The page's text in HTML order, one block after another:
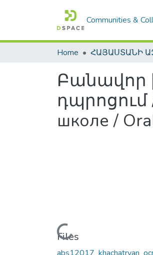
Communities &
Home
Բանավոր
դպրոցում
школе /
Loading...
Files